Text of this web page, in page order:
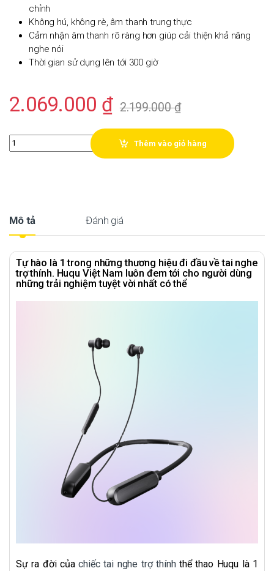
chỉnh
Không hú, không rè, âm thanh trung thực
Cảm nhận âm thanh rõ ràng hơn giúp cải thiện khả năng
nghe nói
Thời gian sử dụng lên tới 300 giờ
2.069.000 ₫ 2.199.000₫
Quantity
Thêm vào giỏ hàng
Mô tả Đánh giá
Tự hào là 1 trong những thương hiệu đi đầu về tai nghe
trợ thính. Huqu Việt Nam luôn đem tới cho người dùng
những trải nghiệm tuyệt vời nhất có thể
Sự ra đời củachiếc tai nghe trợ thínhthể thao Huqu là 1